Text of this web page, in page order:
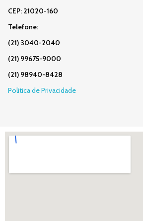
CEP: 21020-160
Telefone:
(21) 3040-2040
(21) 99675-9000
(21) 98940-8428
Politica de Privacidade